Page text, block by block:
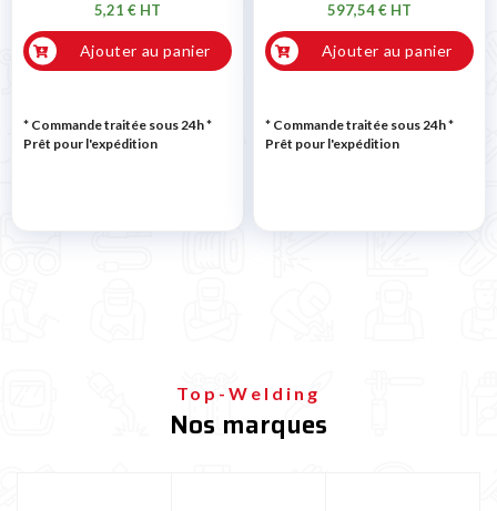
5,21 € HT
Ajouter au panier
* Commande traitée sous 24h*
Prêt pour l'expédition
597,54 € HT
Ajouter au panier
* Commande traitée sous 24h*
Prêt pour l'expédition
Top-Welding
Nos marques